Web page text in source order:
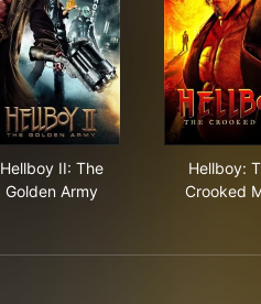
Hellboy II: The
Golden Army
Hellboy:
Crooked